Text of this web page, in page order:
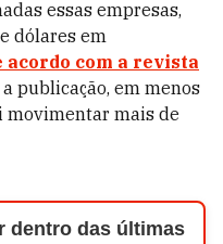
essas empresas,
dólares em
acordo com a revista
a publicação, em menos
movimentar mais de
dentro das últimas